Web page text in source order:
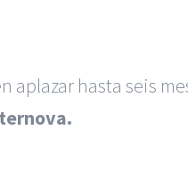
aplazar hasta seis